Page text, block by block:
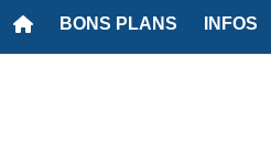
BONS PLANS INFOS